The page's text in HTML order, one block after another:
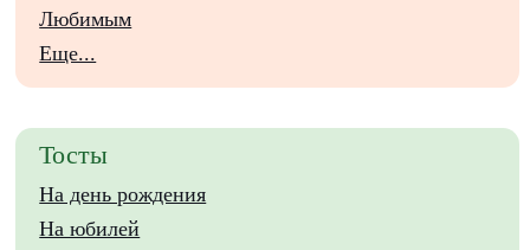
Любимым
Еще...
Тосты
На день рождения
На юбилей